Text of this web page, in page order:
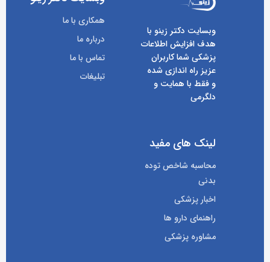
وبسایت دکتر زینو با
هدف افزایش اطلاعات
پزشکی شما کاربران
عزیز راه اندازی شده
و فقط با همایت و
دلگرمی
همکاری با ما
درباره ما
تماس با ما
تبلیغات
لینک های مفید
محاسبه شاخص توده
بدنی
اخبار پزشکی
راهنمای دارو ها
مشاوره پزشکی